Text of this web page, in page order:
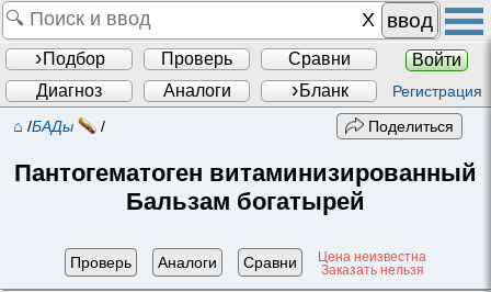
ввод
Подбор Проверь Сравни
Войти
Диагноз
Аналоги Бланк Регистрация
⌂ /БАДы / Поделиться
Пантогематоген витаминизированный
Бальзам богатырей
Проверь Аналоги Сравни
Цена неизвестна
Заказать нельзя